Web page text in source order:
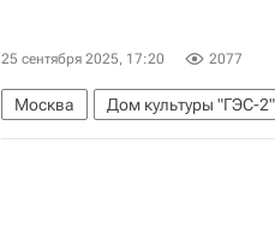
25 сентября 2025, 17:20 2077
Москва Дом культуры "ГЭС-2"